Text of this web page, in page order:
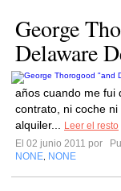
George
Delaware
años cuando me fui
contrato, ni coche
alquiler...
Leer el resto
El 02 junio 2011 por
NONE NONE